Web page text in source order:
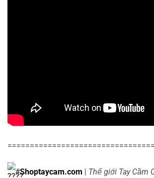
#Shoptaycam.com | Thế giới Tay Cầm